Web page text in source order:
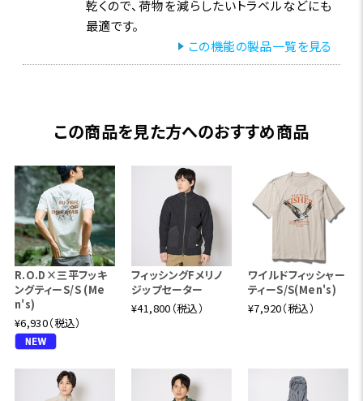
乾くので、荷物を減らしたいトラベルなどにも
最適です。
この機能の製品一覧を見る
この商品を見た方へのおすすめ商品
R.O.D×三平フッキ
ングティーS/S (Me
n's)
¥6,930（税込）
フィッシングFメリノ
ジップセーター
¥41,800（税込）
ワイルドフィッシャー
ティーS/S(Men's)
¥7,920（税込）